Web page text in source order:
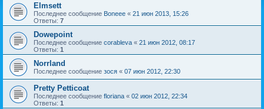
Elmsett
Последнее сообщение Boneee « 21 июн 2013, 15:26
Ответы: 7
Dowepoint
Последнее сообщение corableva « 21 июн 2012, 08:17
Ответы: 1
Norrland
Последнее сообщение зося « 07 июн 2012, 22:30
Pretty Petticoat
Последнее сообщение floriana « 02 июн 2012, 22:34
Ответы: 1